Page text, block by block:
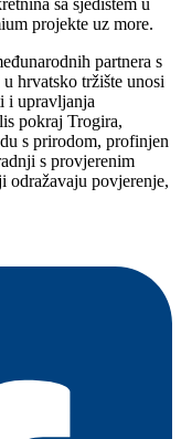
projekte uz more.
partnera s
hrvatsko tržište unosi
i upravljanja
pokraj Trogira,
s prirodom, profinjen
s provjerenim
odražavaju povjerenje,